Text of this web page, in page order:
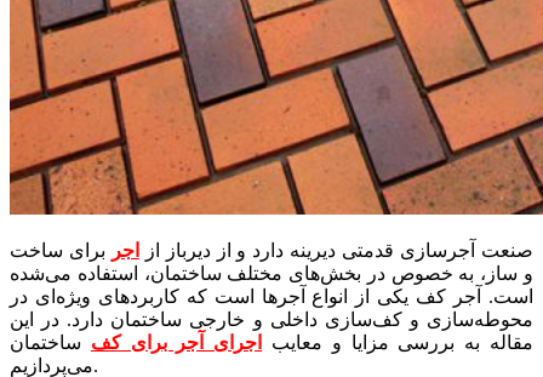
صنعت آجرسازی قدمتی دیرینه دارد و از دیرباز از اجر
برای ساخت
و ساز، به خصوص در بخش‌های مختلف ساختمان، استفاده می‌شده
است. آجر کف یکی از انواع آجرها است که کاربردهای ویژه‌ای در
محوطه‌سازی و کف‌سازی داخلی و خارجی ساختمان دارد. در این
مقاله به بررسی مزایا و معایب
اجرای آجر برای کف ساختمان
می‌پردازیم.